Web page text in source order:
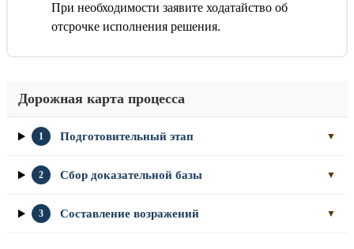
При необходимости заявите ходатайство об
отсрочке исполнения решения.
Дорожная карта процесса
1 Подготовительный этап ▼
2 Сбор доказательной базы ▼
3 Составление возражений ▼